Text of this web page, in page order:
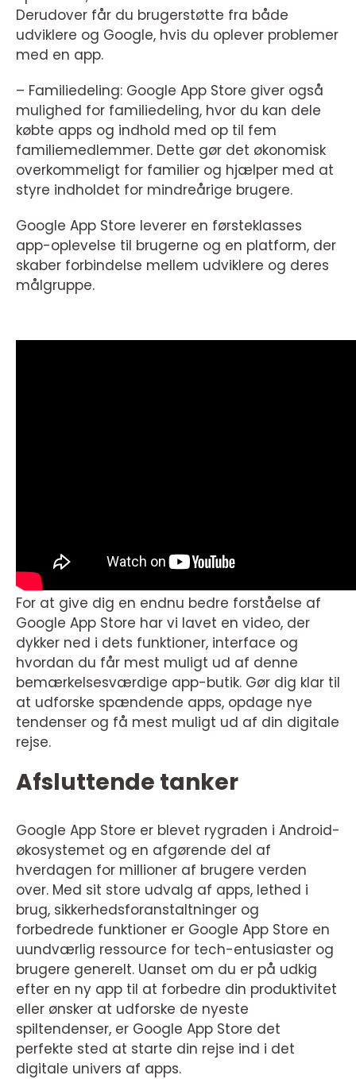
Derudover får du brugerstøtte fra både
udviklere og Google, hvis du oplever problemer
med en app.
– Familiedeling: Google App Store giver også
mulighed for familiedeling, hvor du kan dele
købte apps og indhold med op til fem
familiemedlemmer. Dette gør det økonomisk
overkommeligt for familier og hjælper med at
styre indholdet for mindreårige brugere.
Google App Store leverer en førsteklasses
app-oplevelse til brugerne og en platform, der
skaber forbindelse mellem udviklere og deres
målgruppe.
For at give dig en endnu bedre forståelse af
Google App Store har vi lavet en video, der
dykker ned i dets funktioner, interface og
hvordan du får mest muligt ud af denne
bemærkelsesværdige app-butik. Gør dig klar til
at udforske spændende apps, opdage nye
tendenser og få mest muligt ud af din digitale
rejse.
Afsluttende tanker
Google App Store er blevet rygraden i Android-
økosystemet og en afgørende del af
hverdagen for millioner af brugere verden
over. Med sit store udvalg af apps, lethed i
brug, sikkerhedsforanstaltninger og
forbedrede funktioner er Google App Store en
uundværlig ressource for tech-entusiaster og
brugere generelt. Uanset om du er på udkig
efter en ny app til at forbedre din produktivitet
eller ønsker at udforske de nyeste
spiltendenser, er Google App Store det
perfekte sted at starte din rejse ind i det
digitale univers af apps.